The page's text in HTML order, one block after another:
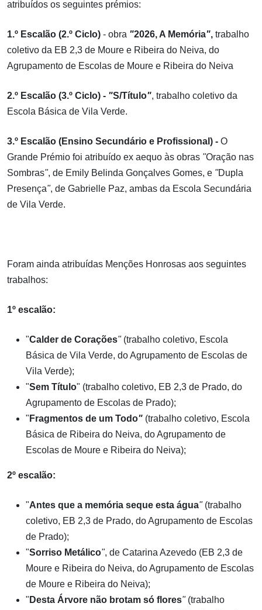
atribuídos os seguintes prémios:
1.º Escalão (2.º Ciclo) - obra "2026, A Memória", trabalho
coletivo da EB 2,3 de Moure e Ribeira do Neiva, do
Agrupamento de Escolas de Moure e Ribeira do Neiva
2.º Escalão (3.º Ciclo) - "S/Título", trabalho coletivo da
Escola Básica de Vila Verde.
3.º Escalão (Ensino Secundário e Profissional) - O
Grande Prémio foi atribuído ex aequo às obras "Oração nas
Sombras", de Emily Belinda Gonçalves Gomes, e "Dupla
Presença", de Gabrielle Paz, ambas da Escola Secundária
de Vila Verde.
Foram ainda atribuídas Menções Honrosas aos seguintes
trabalhos:
1º escalão:
"Calder de Corações"(trabalho coletivo, Escola
Básica de Vila Verde, do Agrupamento de Escolas de
Vila Verde);
"Sem Título" (trabalho coletivo, EB 2,3 de Prado, do
Agrupamento de Escolas de Prado);
" Fragmentos de um Todo" (trabalho coletivo, Escola
Básica de Ribeira do Neiva, do Agrupamento de
Escolas de Moure e Ribeira do Neiva);
2º escalão:
"Antes que a memória seque esta água"(trabalho
coletivo, EB 2,3 de Prado, do Agrupamento de Escolas
de Prado);
"Sorriso Metálico", de Catarina Azevedo (EB 2,3 de
Moure e Ribeira do Neiva, do Agrupamento de Escolas
de Moure e Ribeira do Neiva);
" Desta Árvore não brotam só flores"(trabalho